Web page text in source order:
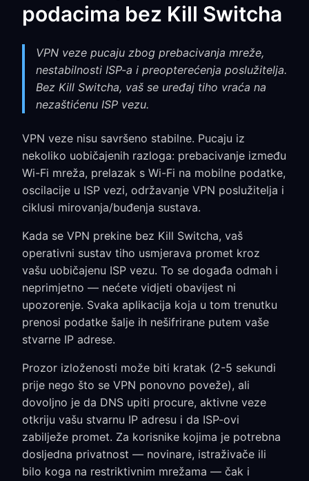
podacima bez Kill Switcha
VPN veze pucaju zbog prebacivanja mreže,
nestabilnosti ISP-a i preopterećenja poslužitelja.
Bez Kill Switcha, vaš se uređaj tiho vraća na
nezaštićenu ISP vezu.
VPN veze nisu savršeno stabilne. Pucaju iz
nekoliko uobičajenih razloga: prebacivanje između
Wi-Fi mreža, prelazak s Wi-Fi na mobilne podatke,
oscilacije u ISP vezi, održavanje VPN poslužitelja i
ciklusi mirovanja/buđenja sustava.
Kada se VPN prekine bez Kill Switcha, vaš
operativni sustav tiho usmjerava promet kroz
vašu uobičajenu ISP vezu. To se događa odmah i
neprimjetno — nećete vidjeti obavijest ni
upozorenje. Svaka aplikacija koja u tom trenutku
prenosi podatke šalje ih nešifrirane putem vaše
stvarne IP adrese.
Prozor izloženosti može biti kratak (2-5 sekundi
prije nego što se VPN ponovno poveže), ali
dovoljno je da DNS upiti procure, aktivne veze
otkriju vašu stvarnu IP adresu i da ISP-ovi
zabilježe promet. Za korisnike kojima je potrebna
dosljedna privatnost — novinare, istraživače ili
bilo koga na restriktivnim mrežama — čak i